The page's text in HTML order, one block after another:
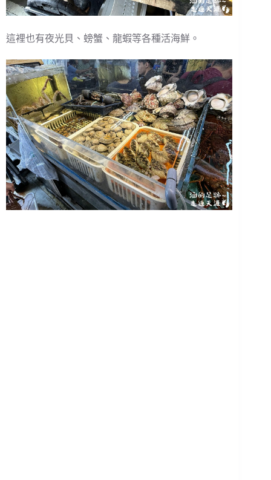
這裡也有夜光貝、螃蟹、龍蝦等各種活海鮮。